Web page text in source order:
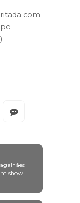
com
show